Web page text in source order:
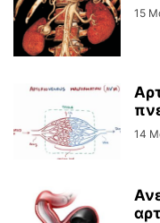
15
14